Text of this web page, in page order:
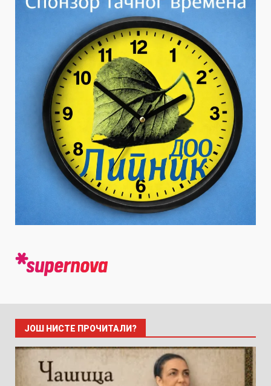
ЈОШ НИСТЕ ПРОЧИТАЛИ?